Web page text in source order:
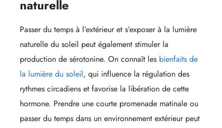
naturelle
Passer du temps à l’extérieur et s’exposer à la lumière
naturelle du soleil peut également stimuler la
production de sérotonine. On connaît les bienfaits de
la lumière du soleil, qui influence la régulation des
rythmes circadiens et favorise la libération de cette
hormone. Prendre une courte promenade matinale ou
passer du temps dans un environnement extérieur peut